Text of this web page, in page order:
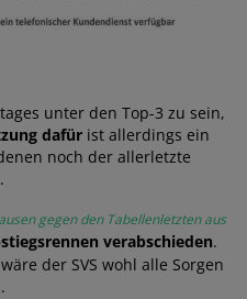
unter den Top-3 zu sein,
dafür ist allerdings ein
noch der allerletzte
gegen den Tabellenletzten aus
verabschieden.
der SVS wohl alle Sorgen